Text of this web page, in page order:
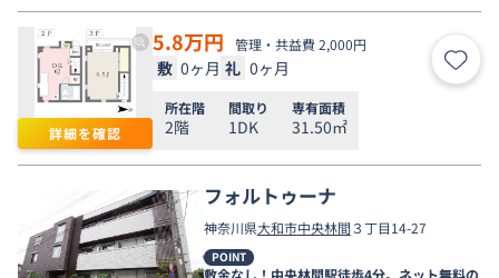
詳細を確認
5.8万円 管理・共益費 2,000円
敷 0ヶ月 礼 0ヶ月 お気
所在階
2階
間取り
1DK
専有面積
31.50㎡
フォルトゥーナ
神奈川県大和市中央林間３丁目14-27
POINT
敷金なし！中央林間駅徒歩4分。ネット無料の